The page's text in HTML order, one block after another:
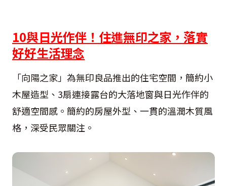
10與日光作伴！住進無印之家，落實
好好生活理念
「向陽之家」為無印良品推出的住宅空間，簡約小
木屋造型、3扇連接露台的大落地窗與日光作伴的
舒適空間感。簡約的房屋外型、一貫的溫潤木質風
格，深受民眾關注。